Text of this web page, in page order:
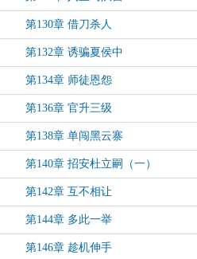
第130章 借刀杀人
第132章 诱骗夏侯中
第134章 师徒恩怨
第136章 官升三级
第138章 单闯黑云寨
第140章 招安杜立嗣（一）
第142章 互不相让
第144章 多此一举
第146章 趁机伸手